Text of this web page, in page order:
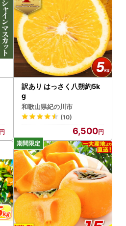
訳あり はっさく八朔約5k
g
和歌山県紀の川市
(10)
6,500